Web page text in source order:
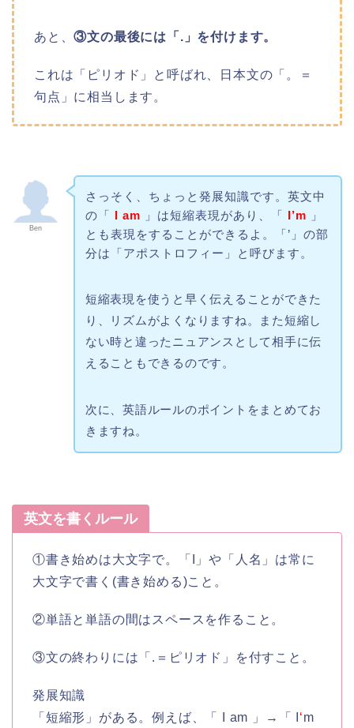
あと、③文の最後には「.」を付けます。
これは「ピリオド」と呼ばれ、日本文の「。＝
句点」に相当します。
Ben
さっそく、ちょっと発展知識です。英文中
の「 I am 」は短縮表現があり、「 I’m 」
とも表現をすることができるよ。「’」の部
分は「アポストロフィー」と呼びます。
短縮表現を使うと早く伝えることができた
り、リズムがよくなりますね。また短縮し
ない時と違ったニュアンスとして相手に伝
えることもできるのです。
次に、英語ルールのポイントをまとめてお
きますね。
英文を書くルール
①書き始めは大文字で。「I」や「人名」は常に
大文字で書く(書き始める)こと。
②単語と単語の間はスペースを作ること。
③文の終わりには「.＝ピリオド」を付すこと。
発展知識
「短縮形」がある。例えば、「 I am 」→「 I ‘m